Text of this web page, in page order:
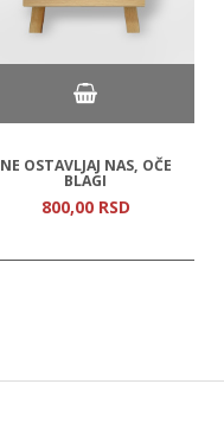
NE OSTAVLJAJ NAS, OČE
BLAGI
800,00 RSD